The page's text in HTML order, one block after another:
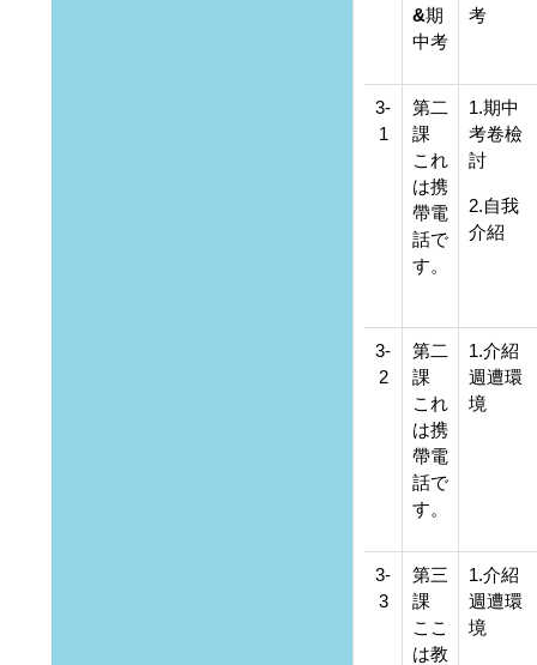
&期
中考
考
3-
1
第二
課
これ
は携
帶電
話で
す。
1.期中
考卷檢
討
2.自我
介紹
3-
2
第二
課
これ
は携
帶電
話で
す。
1.介紹
週遭環
境
3-
3
第三
課
ここ
は教
1.介紹
週遭環
境